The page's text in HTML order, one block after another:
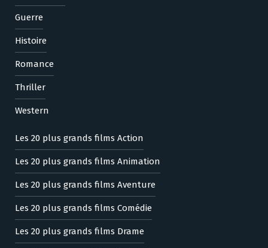
Guerre
Histoire
Romance
Thriller
Western
Les 20 plus grands films Action
Les 20 plus grands films Animation
Les 20 plus grands films Aventure
Les 20 plus grands films Comédie
Les 20 plus grands films Drame